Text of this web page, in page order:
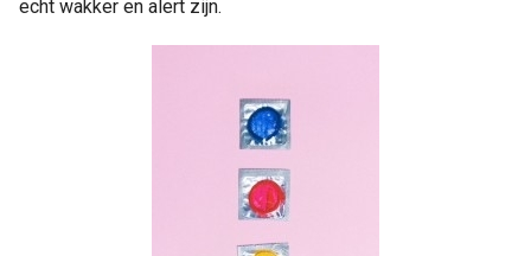
echt wakker en alert zijn.